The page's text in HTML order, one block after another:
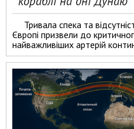
Тривала спека та
Європі призвели до
найважливіших артерій